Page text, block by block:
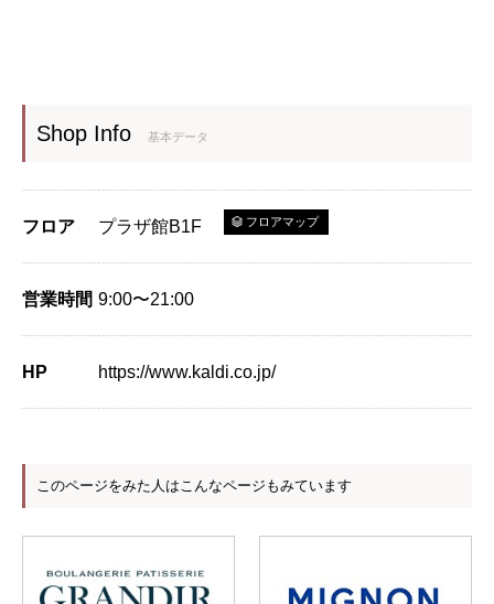
Shop Info 基本データ
フロア プラザ館B1F フロアマップ
営業時間 9:00〜21:00
HP https://www.kaldi.co.jp/
このページをみた人はこんなページもみています